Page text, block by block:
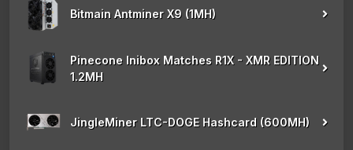
Bitmain Antminer X9 (1MH)
Pinecone Inibox Matches R1X - XMR EDITION
1.2MH
JingleMiner LTC-DOGE Hashcard (600MH)